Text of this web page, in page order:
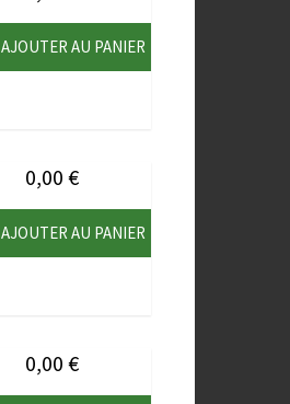
AJOUTER AU PANIER
0,00 €
AJOUTER AU PANIER
0,00 €